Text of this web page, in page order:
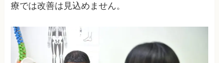
療では改善は見込めません。